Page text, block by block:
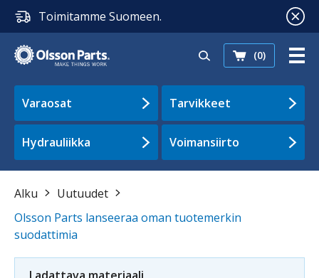
Toimitamme Suomeen.
(0)
Varaosat Tarvikkeet
Hydrauliikka Voimansiirto
Alku
Uutuudet
Olsson Parts lanseeraa oman tuotemerkin
suodattimia